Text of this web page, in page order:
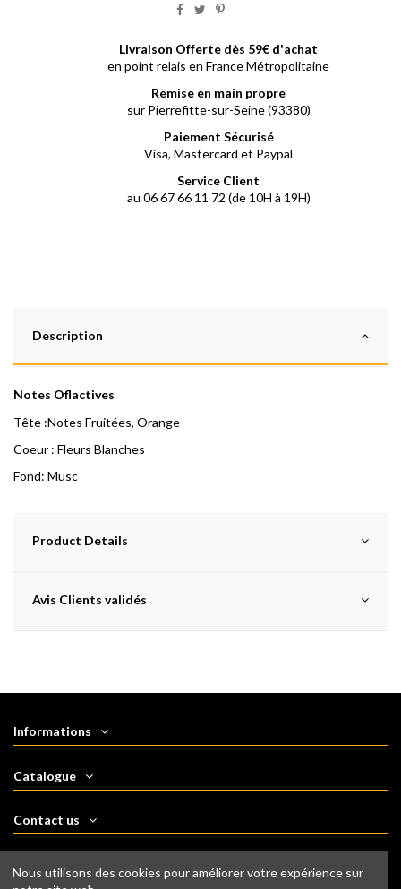
Livraison Offerte dès 59€ d'achat
en point relais en France Métropolitaine
Remise en main propre
sur Pierrefitte-sur-Seine (93380)
Paiement Sécurisé
Visa, Mastercard et Paypal
Service Client
au 06 67 66 11 72 (de 10H à 19H)
Description
Notes Oflactives
Tête :Notes Fruitées, Orange
Coeur : Fleurs Blanches
Fond: Musc
Product Details
Avis Clients validés
Informations
Catalogue
Contact us
Nous utilisons des cookies pour améliorer votre expérience sur